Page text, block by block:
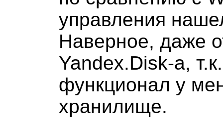
управления
Наверное, даже
Yandex.Disk-а,
функционал у
хранилище.